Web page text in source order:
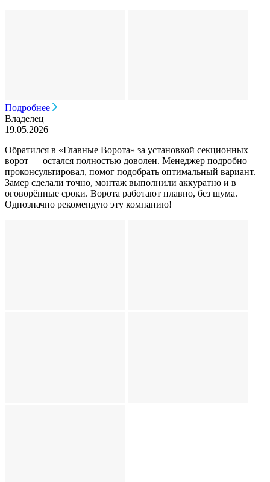
Подробнее
Владелец
19.05.2026
Обратился в «Главные Ворота» за установкой секционных
ворот — остался полностью доволен. Менеджер подробно
проконсультировал, помог подобрать оптимальный вариант.
Замер сделали точно, монтаж выполнили аккуратно и в
оговорённые сроки. Ворота работают плавно, без шума.
Однозначно рекомендую эту компанию!